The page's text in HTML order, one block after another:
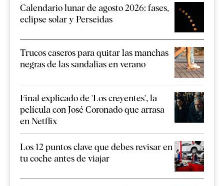
Calendario lunar de agosto 2026: fases,
eclipse solar y Perseidas
Trucos caseros para quitar las manchas
negras de las sandalias en verano
Final explicado de 'Los creyentes', la
película con José Coronado que arrasa
en Netflix
Los 12 puntos clave que debes revisar en
tu coche antes de viajar